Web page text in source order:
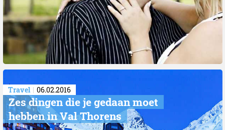
Travel 06.02.2016
Zes dingen die je gedaan moet
hebben in Val Thorens